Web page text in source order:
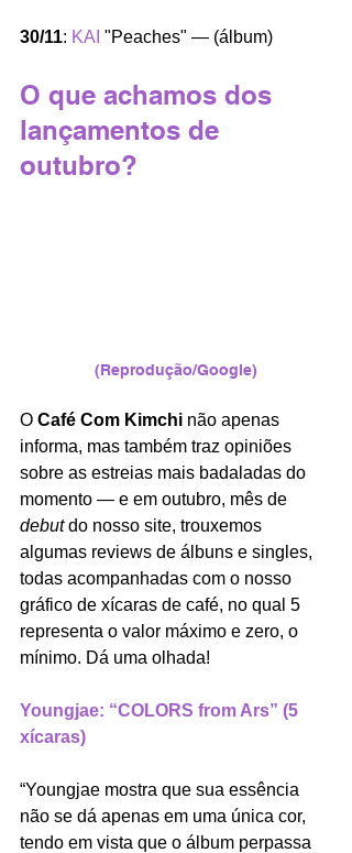
30/11: KAI "Peaches" — (álbum)
O que achamos dos
lançamentos de
outubro?
(Reprodução/Google)
O Café Com Kimchi não apenas
informa, mas também traz opiniões
sobre as estreias mais badaladas do
momento — e em outubro, mês de
debut do nosso site, trouxemos
algumas reviews de álbuns e singles,
todas acompanhadas com o nosso
gráfico de xícaras de café, no qual 5
representa o valor máximo e zero, o
mínimo. Dá uma olhada!
Youngjae: “COLORS from Ars” (5
xícaras)
“Youngjae mostra que sua essência
não se dá apenas em uma única cor,
tendo em vista que o álbum perpassa